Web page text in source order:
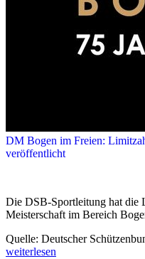
DM Bogen im Freien:
veröffentlicht
Die DSB-Sportleitung hat die
Meisterschaft im Bereich
Quelle: Deutscher
weiterlesen